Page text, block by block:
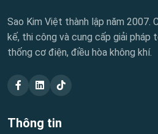
Sao Kim Việt thành lập năm 2007.
kế, thi công và cung cấp giải pháp
thống cơ điện, điều hòa không khí.
Thông tin